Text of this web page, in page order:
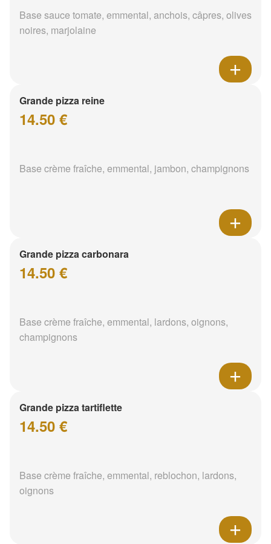
Base sauce tomate, emmental, anchois, câpres, olives
noires, marjolaine
Grande pizza reine
14.50 €
Base crème fraîche, emmental, jambon, champignons
Grande pizza carbonara
14.50 €
Base crème fraîche, emmental, lardons, oignons,
champignons
Grande pizza tartiflette
14.50 €
Base crème fraîche, emmental, reblochon, lardons,
oignons